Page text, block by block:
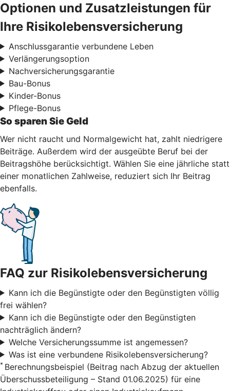
Optionen und Zusatzleistungen für
Ihre Risikolebensversicherung
Anschlussgarantie verbundene Leben
Verlängerungsoption
Nachversicherungsgarantie
Bau-Bonus
Kinder-Bonus
Pflege-Bonus
So sparen Sie Geld
Wer nicht raucht und Normalgewicht hat, zahlt niedrigere
Beiträge. Außerdem wird der ausgeübte Beruf bei der
Beitragshöhe berücksichtigt. Wählen Sie eine jährliche statt
einer monatlichen Zahlweise, reduziert sich Ihr Beitrag
ebenfalls.
FAQ zur Risikolebensversicherung
Kann ich die Begünstigte oder den Begünstigten völlig
frei wählen?
Kann ich die Begünstigte oder den Begünstigten
nachträglich ändern?
Welche Versicherungssumme ist angemessen?
Was ist eine verbundene Risikolebensversicherung?
* Berechnungsbeispiel (Beitrag nach Abzug der aktuellen
Überschussbeteiligung – Stand 01.06.2025) für eine